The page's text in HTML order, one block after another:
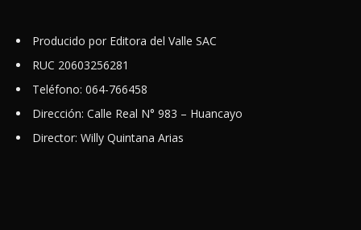
Producido por Editora del Valle SAC
RUC 20603256281
Teléfono: 064-766458
Dirección: Calle Real N° 983 – Huancayo
Director: Willy Quintana Arias